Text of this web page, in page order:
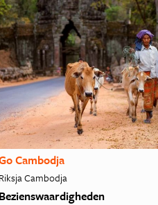
Cambodja
Cambodja